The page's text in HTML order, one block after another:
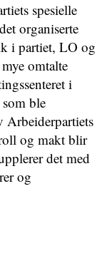
spesielle
organiserte
i partiet, LO og
omtalte
i
ble
Arbeiderpartiets
og makt blir
det med
og